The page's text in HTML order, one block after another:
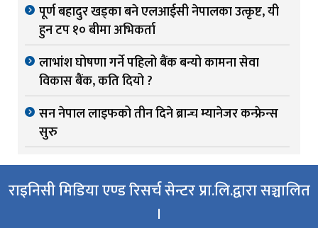
पूर्ण बहादुर खड्का बने एलआईसी नेपालका उत्कृष्ट, यी
हुन टप १० बीमा अभिकर्ता
लाभांश घोषणा गर्ने पहिलो बैंक बन्यो कामना सेवा
विकास बैंक, कति दियो ?
सन नेपाल लाइफको तीन दिने ब्रान्च म्यानेजर कन्फ्रेन्स
सुरु
राइनिसी मिडिया एण्ड रिसर्च सेन्टर प्रा.लि.द्वारा सञ्चालित
।